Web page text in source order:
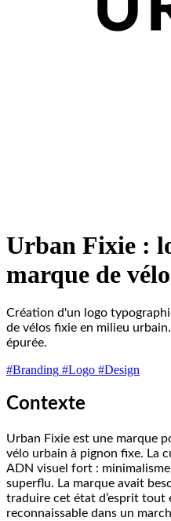
Urban Fixie :
marque de
Création d'un logo
de vélos fixie en milieu
épurée.
#Branding #Logo #Design
Contexte
Urban Fixie est une marque
vélo urbain à pignon fixe. La
ADN visuel fort :
superflu. La marque avait
traduire cet état d’esprit
reconnaissable dans un